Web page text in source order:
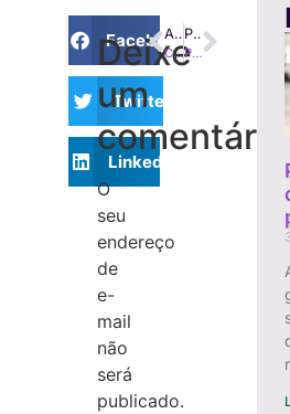
Facebook
Twitter
LinkedIn
Deixe
um
comentário
O
seu
endereço
de
e-
mail
não
será
publicado.
ANTERIOR
Condomínio pode retirar carregador veicular instalado sem autorização
PRÓXIMO
Pagamento espontâneo após citação valida execução, diz TJ-MG